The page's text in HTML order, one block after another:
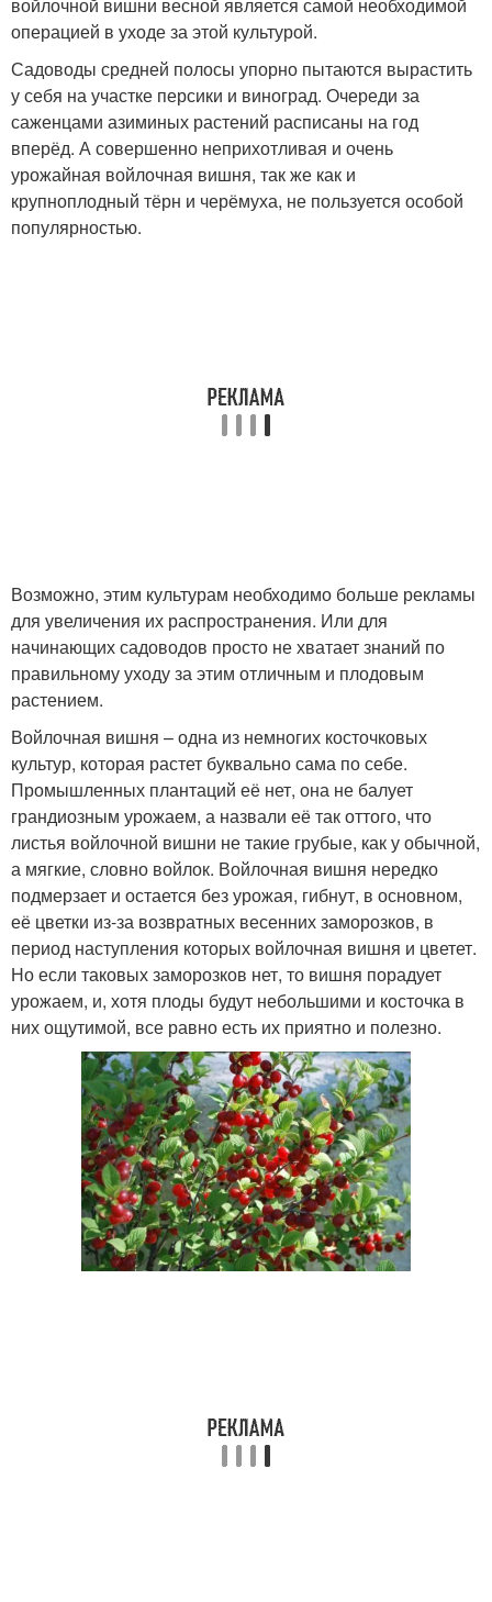
операцией в уходе за этой культурой.
Садоводы средней полосы упорно пытаются вырастить
у себя на участке персики и виноград. Очереди за
саженцами азиминых растений расписаны на год
вперёд. А совершенно неприхотливая и очень
урожайная войлочная вишня, так же как и
крупноплодный тёрн и черёмуха, не пользуется особой
популярностью.
Возможно, этим культурам необходимо больше рекламы
для увеличения их распространения. Или для
начинающих садоводов просто не хватает знаний по
правильному уходу за этим отличным и плодовым
растением.
Войлочная вишня – одна из немногих косточковых
культур, которая растет буквально сама по себе.
Промышленных плантаций её нет, она не балует
грандиозным урожаем, а назвали её так оттого, что
листья войлочной вишни не такие грубые, как у обычной,
а мягкие, словно войлок. Войлочная вишня нередко
подмерзает и остается без урожая, гибнут, в основном,
её цветки из-за возвратных весенних заморозков, в
период наступления которых войлочная вишня и цветет.
Но если таковых заморозков нет, то вишня порадует
урожаем, и, хотя плоды будут небольшими и косточка в
них ощутимой, все равно есть их приятно и полезно.